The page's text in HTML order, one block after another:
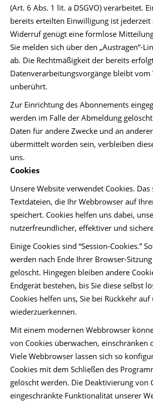
(Art. 6 Abs. 1 lit. a DSGVO) verarbeitet.
bereits erteilten Einwilligung ist jederzeit
Widerruf genügt eine formlose
Sie melden sich über den „Austragen“-
ab. Die Rechtmäßigkeit der bereits
Datenverarbeitungsvorgänge bleibt
unberührt.
Zur Einrichtung des Abonnements
werden im Falle der Abmeldung
Daten für andere Zwecke und an
übermittelt worden sein, verbleiben
uns.
Cookies
Unsere Website verwendet Cookies.
Textdateien, die Ihr Webbrowser auf
speichert. Cookies helfen uns dabei,
nutzerfreundlicher, effektiver und
Einige Cookies sind “Session-Cookies.”
werden nach Ende Ihrer Browser-
gelöscht. Hingegen bleiben andere
Endgerät bestehen, bis Sie diese selbst
Cookies helfen uns, Sie bei Rückkehr
wiederzuerkennen.
Mit einem modernen Webbrowser
von Cookies überwachen, einschränken
Viele Webbrowser lassen sich so
Cookies mit dem Schließen des
gelöscht werden. Die Deaktivierung von
eingeschränkte Funktionalität unserer